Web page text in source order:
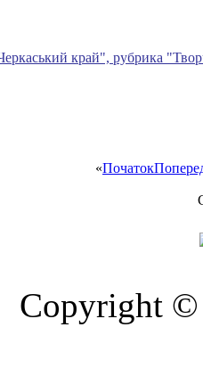
край", рубрика
«Початок
Copyright ©